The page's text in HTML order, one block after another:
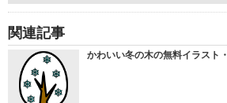
関連記事
かわいい冬の木の無料イラスト